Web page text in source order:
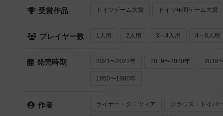
受賞作品 ドイツゲーム大賞 ドイツ年間ゲーム大賞
プレイヤー数 1人用 2人用 3～4人用 4～8人用
発売時期 2021〜2022年 2019〜2020年 2016
1950〜1980年
作者 ライナー・クニツィア クラウス・トイバー